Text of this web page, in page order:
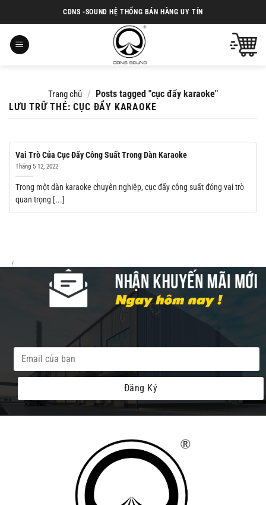
đến
dung
CDNS -SOUND HỆ THỐNG BÁN HÀNG UY TÍN
Trang chủ / Posts tagged "cục đẩy karaoke"
LƯU TRỮ THẺ:CỤC ĐẨY KARAOKE
Vai Trò Của Cục Đẩy Công Suất Trong Dàn Karaoke
Tháng 5 12, 2022
Trong một dàn karaoke chuyên nghiệp, cục đẩy công suất đóng vai trò
quan trọng [...]